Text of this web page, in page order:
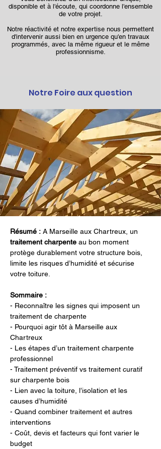
disponible et à l'écoute, qui coordonne l'ensemble
de votre projet.
Notre réactivité et notre expertise nous permettent
d'intervenir aussi bien en urgence qu'en travaux
programmés, avec la même rigueur et le même
professionnisme.
Notre Foire aux question
Résumé : A Marseille aux Chartreux, un
traitement charpente au bon moment
protège durablement votre structure bois,
limite les risques d’humidité et sécurise
votre toiture.
Sommaire :
- Reconnaître les signes qui imposent un
traitement de charpente
- Pourquoi agir tôt à Marseille aux
Chartreux
- Les étapes d’un traitement charpente
professionnel
- Traitement préventif vs traitement curatif
sur charpente bois
- Lien avec la toiture, l’isolation et les
causes d’humidité
- Quand combiner traitement et autres
interventions
- Coût, devis et facteurs qui font varier le
budget